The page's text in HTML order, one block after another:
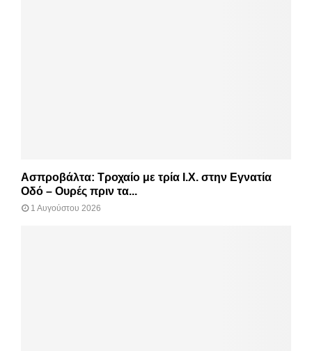
Ασπροβάλτα: Τροχαίο με τρία Ι.Χ. στην Εγνατία
Οδό – Ουρές πριν τα...
1 Αυγούστου 2026